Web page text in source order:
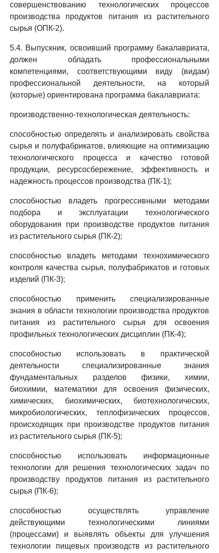
совершенствованию технологических процессов
производства продуктов питания из растительного
сырья (ОПК-2).
5.4. Выпускник, освоивший программу бакалавриата,
должен обладать профессиональными
компетенциями, соответствующими виду (видам)
профессиональной деятельности, на который
(которые) ориентирована программа бакалавриата:
производственно-технологическая деятельность:
способностью определять и анализировать свойства
сырья и полуфабрикатов, влияющие на оптимизацию
технологического процесса и качество готовой
продукции, ресурсосбережение, эффективность и
надежность процессов производства (ПК-1);
способностью владеть прогрессивными методами
подбора и эксплуатации технологического
оборудования при производстве продуктов питания
из растительного сырья (ПК-2);
способностью владеть методами технохимического
контроля качества сырья, полуфабрикатов и готовых
изделий (ПК-3);
способностью применить специализированные
знания в области технологии производства продуктов
питания из растительного сырья для освоения
профильных технологических дисциплин (ПК-4);
способностью использовать в практической
деятельности специализированные знания
фундаментальных разделов физики, химии,
биохимии, математики для освоения физических,
химических, биохимических, биотехнологических,
микробиологических, теплофизических процессов,
происходящих при производстве продуктов питания
из растительного сырья (ПК-5);
способностью использовать информационные
технологии для решения технологических задач по
производству продуктов питания из растительного
сырья (ПК-6);
способностью осуществлять управление
действующими технологическими линиями
(процессами) и выявлять объекты для улучшения
технологии пищевых производств из растительного